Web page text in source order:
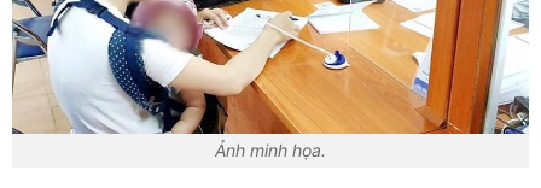
Ảnh minh họa.